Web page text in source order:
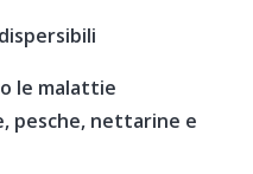
le malattie
pesche, nettarine e